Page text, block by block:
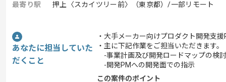
最寄り駅
押上〈スカイツリー前〉（東京都）/一部リモート
あなたに担当していた
だくこと
・大手メーカー向けプロダクト開発支
・主に下記作業をご担当いただきます。
-事業計画及び開発ロードマップの検討
-開発PMへの開発面での指示
この案件のポイント